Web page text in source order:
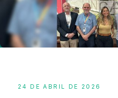
24 DE ABRIL DE 2026